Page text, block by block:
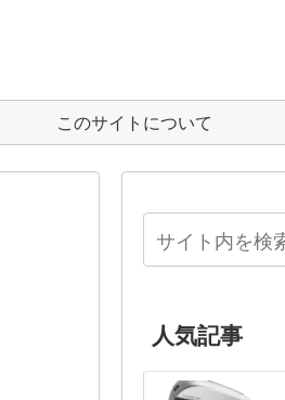
このサイトについて
人気記事